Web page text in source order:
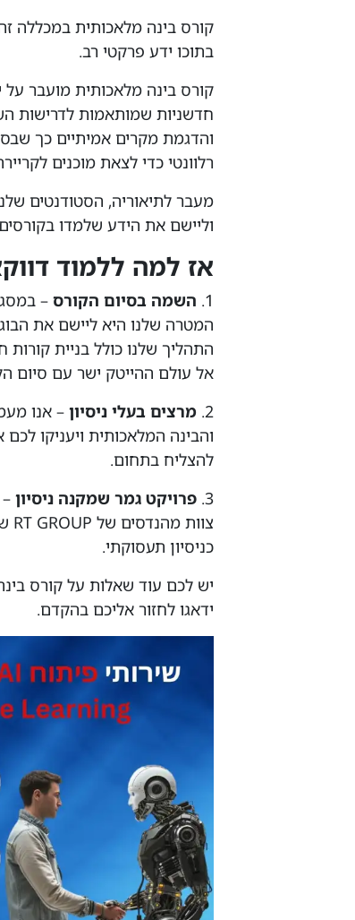
קורס בינה מלאכותית במכללה
בתוכו ידע פרקטי רב.
קורס בינה מלאכותית מועבר על
חדשניות שמותאמות לדרישות
והדגמת מקרים אמיתיים כך
רלוונטי כדי לצאת מוכנים
מעבר לתיאוריה, הסטודנטים
וליישם את הידע שלמדו
אז למה ללמוד
1. השמה בסיום הקורס –
המטרה שלנו היא ליישם את
התהליך שלנו כולל בניית קורות
אל עולם ההייטק ישר עם סיום
2. מרצים בעלי ניסיון – אנו
והבינה המלאכותית ויעניקו
להצליח בתחום.
3. פרויקט גמר שמקנה ניסיון
כניסיון תעסוקתי.
יש לכם עוד שאלות על קורס
ידאגו לחזור אליכם בהקדם.